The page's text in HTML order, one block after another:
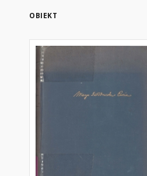
OBIEKT